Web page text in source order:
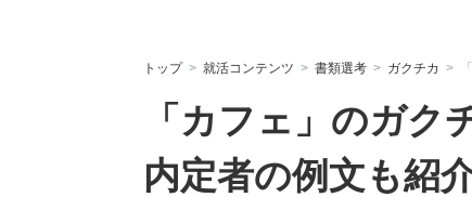
トップ 就活コンテンツ 書類選考 ガクチカ
「カフェ」のガク
内定者の例文も紹